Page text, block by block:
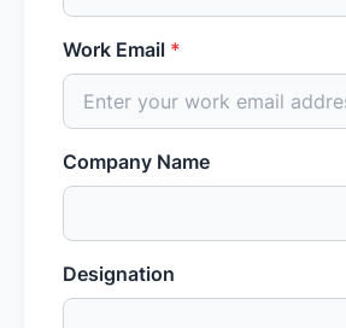
Work Email *
Company Name
Designation